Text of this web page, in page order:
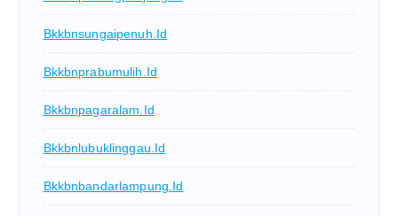
Bkkbnsungaipenuh.id
Bkkbnprabumulih.id
Bkkbnpagaralam.id
Bkkbnlubuklinggau.id
Bkkbnbandarlampung.id